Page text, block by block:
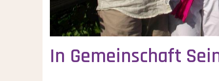
In Gemeinschaft